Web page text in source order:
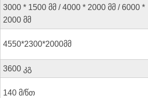
3000 * 1500 მმ / 4000 * 2000 მმ / 6000 *
2000 მმ
4550*2300*2000მმ
3600 კგ
140 მ/წთ